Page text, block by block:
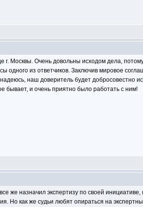
г. Москвы. Очень довольны исходом дела,
одного из ответчиков. Заключив мировое
наш доверитель будет добросовестно
бывает, и очень приятно было работать с ним!
же назначил экспертизу по своей
Но как же судьи любят опираться на